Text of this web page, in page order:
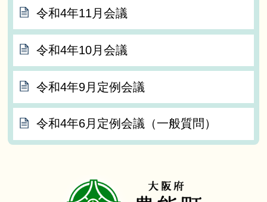
令和4年11月会議
令和4年10月会議
令和4年9月定例会議
令和4年6月定例会議（一般質問）